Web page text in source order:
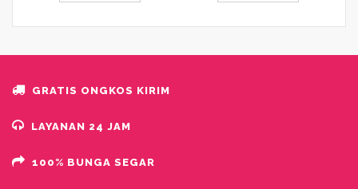
GRATIS ONGKOS KIRIM
LAYANAN 24 JAM
100% BUNGA SEGAR